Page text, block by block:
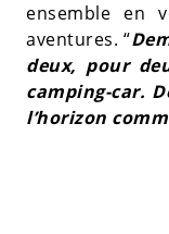
ensemble en
aventures. “
deux, pour
camping-car.
l’horizon